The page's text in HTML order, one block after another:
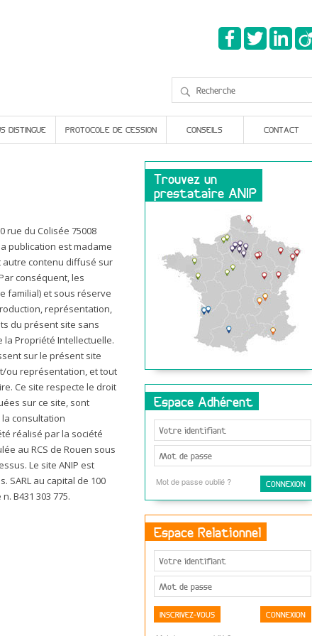
DISTINGUE PROTOCOLE DE CESSION CONSEILS CONTACT
rue du Colisée 75008
publication est madame
autre contenu diffusé sur
conséquent, les
familial) et sous réserve
représentation,
du présent site sans
la Propriété Intellectuelle.
sur le présent site
ou représentation, et tout
Ce site respecte le droit
sur ce site, sont
consultation
réalisé par la société
au RCS de Rouen sous
Le site ANIP est
SARL au capital de 100
B431 303 775.
Trouvez un
prestataire ANIP
Espace Adhérent
Mot de passe oublié ?
Espace Relationnel
INSCRIVEZ-VOUS